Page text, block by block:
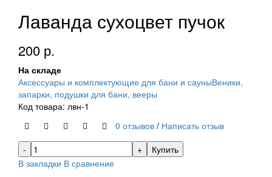
Лаванда сухоцвет пучок
200 р.
На складе
Аксессуары и комплектующие для бани и сауныВеники,
запарки, подушки для бани, вееры
Код товара: лвн-1
0 отзывов / Написать отзыв
Купить
В закладки В сравнение